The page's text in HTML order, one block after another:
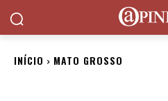
INÍCIO MATO GROSSO